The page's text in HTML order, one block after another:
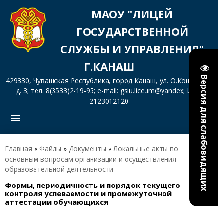
Версия для слабовидящих
МАОУ "ЛИЦЕЙ
ГОСУДАРСТВЕННОЙ
СЛУЖБЫ И УПРАВЛЕНИЯ"
Г.КАНАШ
429330, Чувашская Республика, город Канаш, ул. О.Кошевого,
д. 3; тел. 8(3533)2-19-95; e-mail: gsiu.liceum@yandex; ИНН
2123012120
menu
Главная » Файлы » Документы »Локальные акты по
основным вопросам организации и осуществления
образовательной деятельности
Формы, периодичность и порядок текущего
контроля успеваемости и промежуточной
аттестации обучающихся